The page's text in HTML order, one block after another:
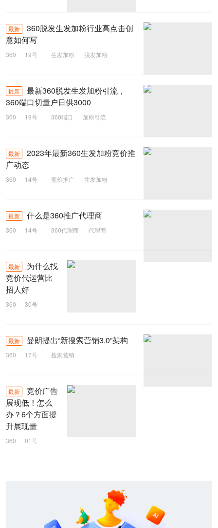
最新
360脱发生发加粉行业高点击创
意如何写
360 19号 生发加粉
脱发加粉
最新
最新360脱发生发加粉引流，
360端口切量户日供3000
360 19号 360端口
加粉引流
最新
2023年最新360生发加粉竞价推
广动态
360 14号 竞价推广
生发加粉
最新 什么是360推广代理商
360 14号 360代理商
代理商
最新
为什么找
竞价代运营比
招人好
360
30号
竞价
最新 曼朗提出“新搜索营销3.0”架构
360 17号 搜索营销
最新
竞价广告
展现低！怎么
办？6个方面提
升展现量
360
01号